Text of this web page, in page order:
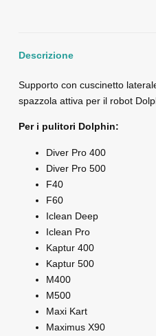
Descrizione
Supporto con cuscinetto
spazzola attiva per il robot
Per i pulitori Dolphin:
Diver Pro 400
Diver Pro 500
F40
F60
Iclean Deep
Iclean Pro
Kaptur 400
Kaptur 500
M400
M500
Maxi Kart
Maximus X90